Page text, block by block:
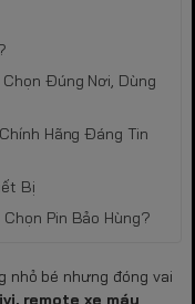
Đúng Nơi, Dùng
Hãng Đáng Tin
Bị
Pin Bảo Hùng?
nhỏ bé nhưng đóng vai
remote xe máy